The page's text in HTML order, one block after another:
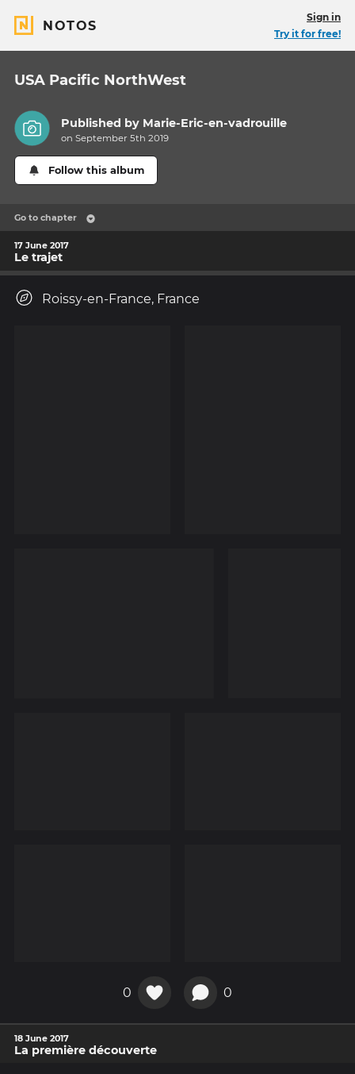
NOTOS
Sign in
Try it for free!
USA Pacific NorthWest
Published by Marie-Eric-en-vadrouille
on September 5th 2019
Follow this album
Go to chapter
17 June 2017
Le trajet
Roissy-en-France, France
0 0
18 June 2017
La première découverte